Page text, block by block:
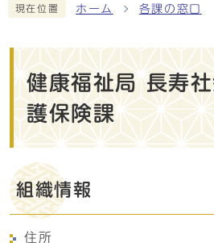
現在位置 ホーム 各課の窓口
健康福祉局 長寿
護保険課
組織情報
住所